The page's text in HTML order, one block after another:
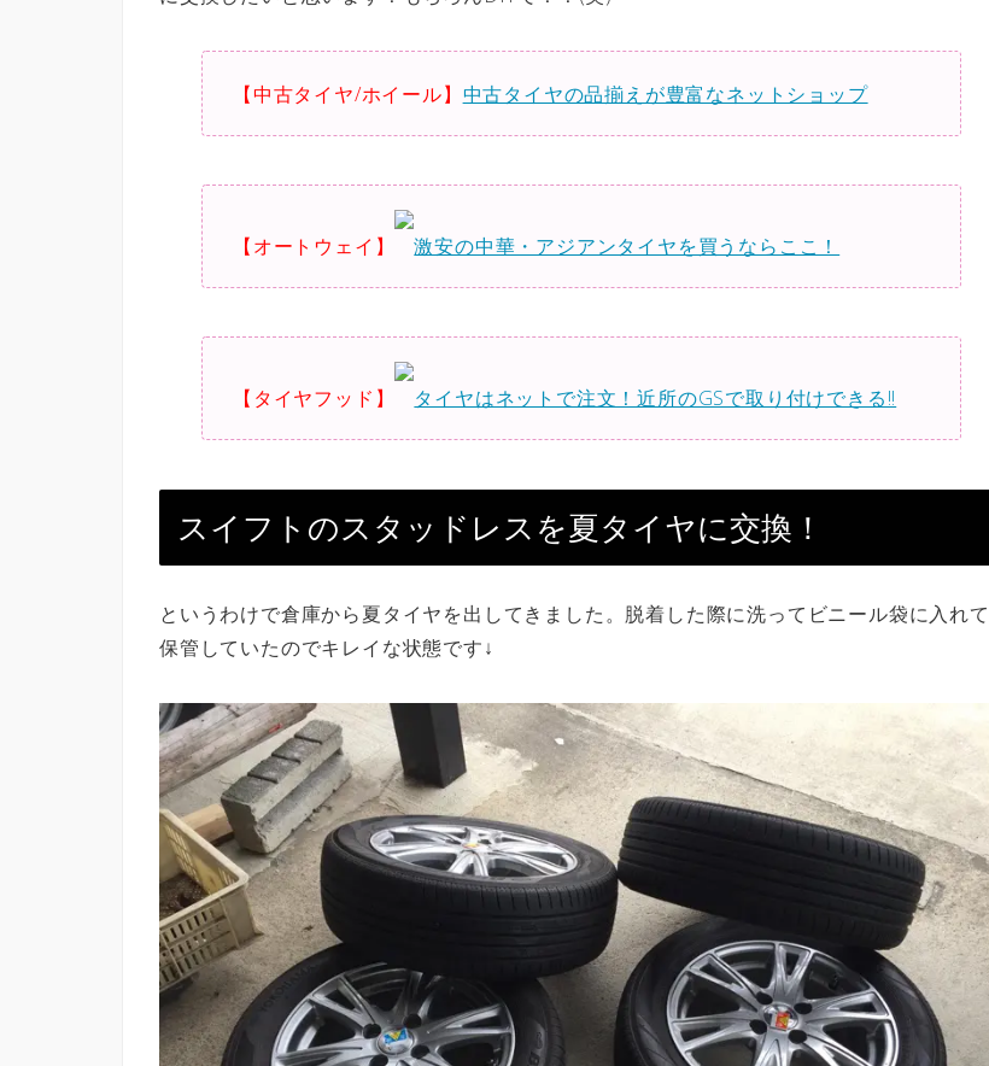
【中古タイヤ/ホイール】 中古タイヤの品揃えが豊富なネットショップ
【オートウェイ】 激安の中華・アジアンタイヤを買うならここ！
【タイヤフッド】 タイヤはネットで注文！近所のGSで取り付けできる!!
スイフトのスタッドレスを夏タイヤに交換！
というわけで倉庫から夏タイヤを出してきました。脱着した際に洗ってビニール袋に入れて
保管していたのでキレイな状態です↓